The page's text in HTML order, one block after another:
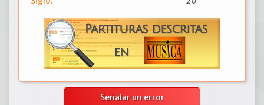
Señalar un error